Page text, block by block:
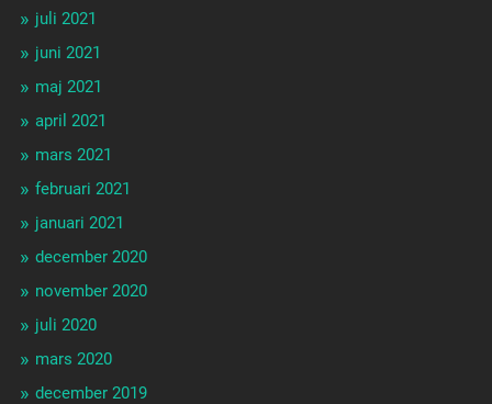
juli 2021
juni 2021
maj 2021
april 2021
mars 2021
februari 2021
januari 2021
december 2020
november 2020
juli 2020
mars 2020
december 2019